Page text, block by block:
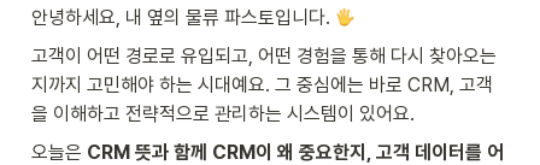
안녕하세요, 내 옆의 물류 파스토입니다.
고객이 어떤 경로로 유입되고, 어떤 경험을 통해 다시 찾아오는
지까지 고민해야 하는 시대예요. 그 중심에는 바로 CRM, 고객
을 이해하고 전략적으로 관리하는 시스템이 있어요.
오늘은 CRM 뜻과 함께 CRM이 왜 중요한지, 고객 데이터를 어